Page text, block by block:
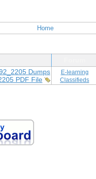
Home
Dumps
PDF File
E-learning
Classifieds